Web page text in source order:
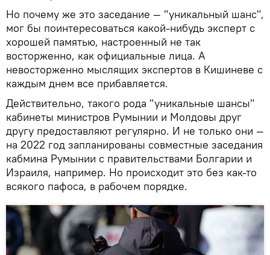
Но почему же это заседание — "уникальный шанс",
мог бы поинтересоваться какой-нибудь эксперт с
хорошей памятью, настроенный не так
восторженно, как официальные лица. А
невосторженно мыслящих экспертов в Кишиневе с
каждым днем все прибавляется.
Действительно, такого рода "уникальные шансы"
кабинеты министров Румынии и Молдовы друг
другу предоставляют регулярно. И не только они —
на 2022 год запланированы совместные заседания
кабмина Румынии с правительствами Болгарии и
Израиля, например. Но происходит это без как-то
всякого пафоса, в рабочем порядке.